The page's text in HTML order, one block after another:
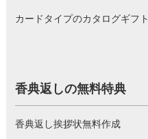
カードタイプのカタログギフト
香典返しの無料特典
香典返し挨拶状無料作成